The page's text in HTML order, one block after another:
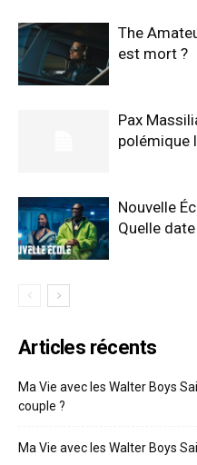
The
est mort ?
Pax
polémique
Nouvelle
Quelle
Articles récents
Ma Vie avec les Walter Boys
couple ?
Ma Vie avec les Walter Boys